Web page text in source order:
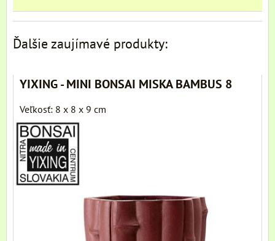
Ďalšie zaujímavé produkty:
YIXING - MINI BONSAI MISKA BAMBUS 8
Veľkosť: 8 x 8 x 9 cm